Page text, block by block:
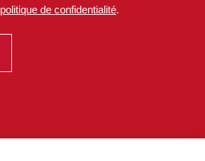
politique de confidentialité.